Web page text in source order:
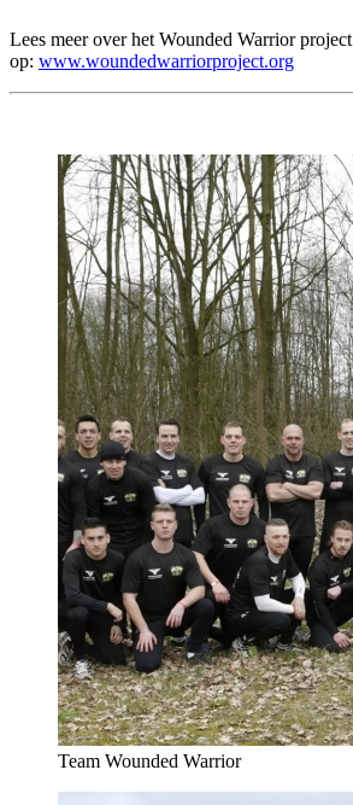
Lees meer over het Wounded Warrior project
op: www.woundedwarriorproject.org
Team Wounded Warrior